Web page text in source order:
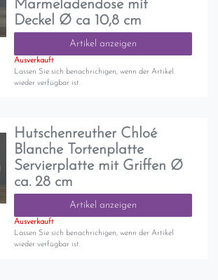
Marmeladendose mit
Deckel Ø ca 10,8 cm
Artikel anzeigen
Ausverkauft
Lassen Sie sich benachrichigen, wenn der Artikel
wieder verfügbar ist.
Hutschenreuther Chloé
Blanche Tortenplatte
Servierplatte mit Griffen Ø
ca. 28 cm
Artikel anzeigen
Ausverkauft
Lassen Sie sich benachrichigen, wenn der Artikel
wieder verfügbar ist.